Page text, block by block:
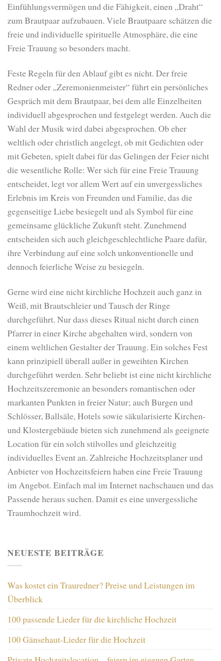
Einfühlungsvermögen und die Fähigkeit, einen „Draht“
zum Brautpaar aufzubauen. Viele Brautpaare schätzen die
freie und individuelle spirituelle Atmosphäre, die eine
Freie Trauung so besonders macht.
Feste Regeln für den Ablauf gibt es nicht. Der freie
Redner oder „Zeremonienmeister“ führt ein persönliches
Gespräch mit dem Brautpaar, bei dem alle Einzelheiten
individuell abgesprochen und festgelegt werden. Auch die
Wahl der Musik wird dabei abgesprochen. Ob eher
weltlich oder christlich angelegt, ob mit Gedichten oder
mit Gebeten, spielt dabei für das Gelingen der Feier nicht
die wesentliche Rolle: Wer sich für eine Freie Trauung
entscheidet, legt vor allem Wert auf ein unvergessliches
Erlebnis im Kreis von Freunden und Familie, das die
gegenseitige Liebe besiegelt und als Symbol für eine
gemeinsame glückliche Zukunft steht. Zunehmend
entscheiden sich auch gleichgeschlechtliche Paare dafür,
ihre Verbindung auf eine solch unkonventionelle und
dennoch feierliche Weise zu besiegeln.
Gerne wird eine nicht kirchliche Hochzeit auch ganz in
Weiß, mit Brautschleier und Tausch der Ringe
durchgeführt. Nur dass dieses Ritual nicht durch einen
Pfarrer in einer Kirche abgehalten wird, sondern von
einem weltlichen Gestalter der Trauung. Ein solches Fest
kann prinzipiell überall außer in geweihten Kirchen
durchgeführt werden. Sehr beliebt ist eine nicht kirchliche
Hochzeitszeremonie an besonders romantischen oder
markanten Punkten in freier Natur; auch Burgen und
Schlösser, Ballsäle, Hotels sowie säkularisierte Kirchen-
und Klostergebäude bieten sich zunehmend als geeignete
Location für ein solch stilvolles und gleichzeitig
individuelles Event an. Zahlreiche Hochzeitsplaner und
Anbieter von Hochzeitsfeiern haben eine Freie Trauung
im Angebot. Einfach mal im Internet nachschauen und das
Passende heraus suchen. Damit es eine unvergessliche
Traumhochzeit wird.
NEUESTE BEITRÄGE
Was kostet ein Trauredner? Preise und Leistungen im
Überblick
100 passende Lieder für die kirchliche Hochzeit
100 Gänsehaut-Lieder für die Hochzeit